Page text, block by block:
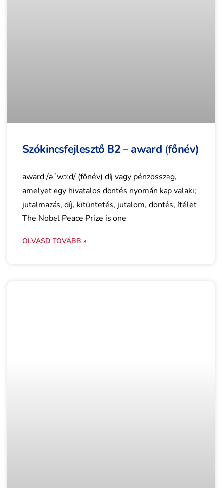
Szókincsfejlesztő B2 – award (főnév)
award /əˈwɔːd/ (főnév) díj vagy pénzösszeg,
amelyet egy hivatalos döntés nyomán kap valaki;
jutalmazás, díj, kitüntetés, jutalom, döntés, ítélet
The Nobel Peace Prize is one
OLVASD TOVÁBB »